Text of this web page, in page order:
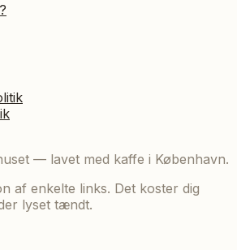
— lavet med kaffe i København.
af enkelte links. Det koster dig
lyset tændt.